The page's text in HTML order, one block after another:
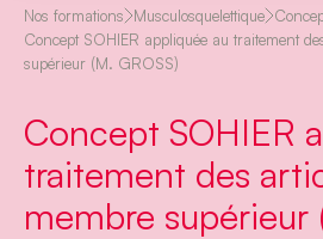
a
u
o
t
e
n
u
Nos formations Musculosquelettique
Concept SOHIER appliquée au traitement
supérieur (M. GROSS)
Concept SOHIER
traitement des
membre supérieur